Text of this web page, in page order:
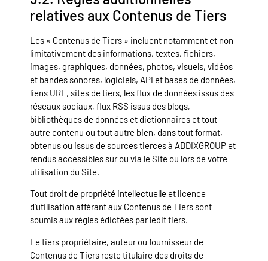
relatives aux Contenus de Tiers
Les « Contenus de Tiers » incluent notamment et non
limitativement des informations, textes, fichiers,
images, graphiques, données, photos, visuels, vidéos
et bandes sonores, logiciels, API et bases de données,
liens URL, sites de tiers, les flux de données issus des
réseaux sociaux, flux RSS issus des blogs,
bibliothèques de données et dictionnaires et tout
autre contenu ou tout autre bien, dans tout format,
obtenus ou issus de sources tierces à ADDIXGROUP et
rendus accessibles sur ou via le Site ou lors de votre
utilisation du Site.
Tout droit de propriété intellectuelle et licence
d’utilisation afférant aux Contenus de Tiers sont
soumis aux règles édictées par ledit tiers.
Le tiers propriétaire, auteur ou fournisseur de
Contenus de Tiers reste titulaire des droits de